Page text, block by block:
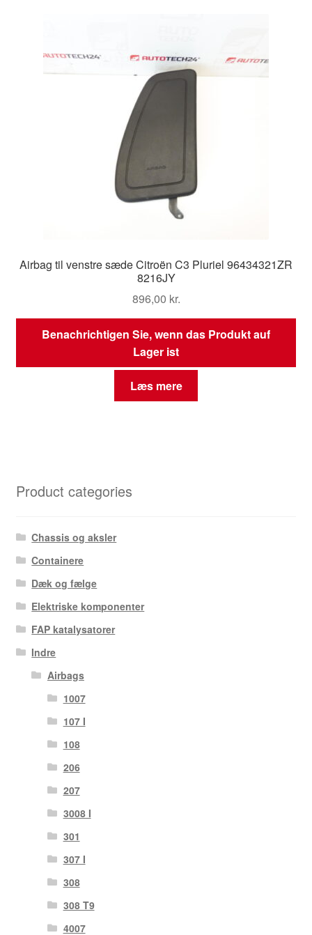
Airbag til venstre sæde Citroën C3 Pluriel 96434321ZR
8216JY
896,00 kr.
Benachrichtigen Sie, wenn das Produkt auf
Lager ist
Læs mere
Product categories
Chassis og aksler
Containere
Dæk og fælge
Elektriske komponenter
FAP katalysatorer
Indre
Airbags
1007
107 I
108
206
207
3008 I
301
307 I
308
308 T9
4007